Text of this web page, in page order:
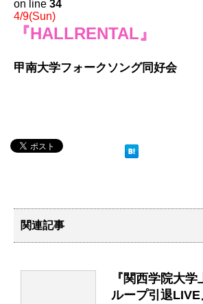
on line 34
4/9(Sun)
『HALLRENTAL』
甲南大学フォークソング同好会
関連記事
『関西学院大
ループ引退LIVE